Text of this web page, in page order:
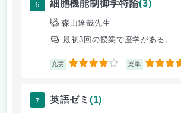
6 細胞機能制御学特論(3)
森山達哉先生
最初3回の授業で座学がある。...
充実 4 楽単 4.5
7 英語ゼミ (1)